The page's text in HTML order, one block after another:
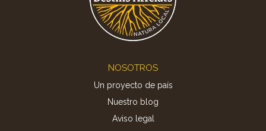
NOSOTROS
Un proyecto de país
Nuestro blog
Aviso legal